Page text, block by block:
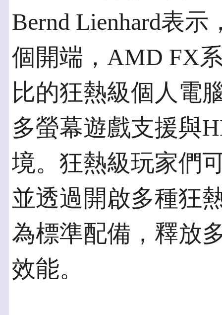
Bernd Lienhard表
個開端，AMD FX
比的狂熱級個人電
多螢幕遊戲支援與
境。狂熱級玩家們
並透過開啟多種狂
為標準配備，釋放
效能。